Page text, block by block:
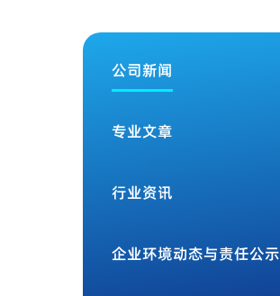
公司新闻
专业文章
行业资讯
企业环境动态与责任公示